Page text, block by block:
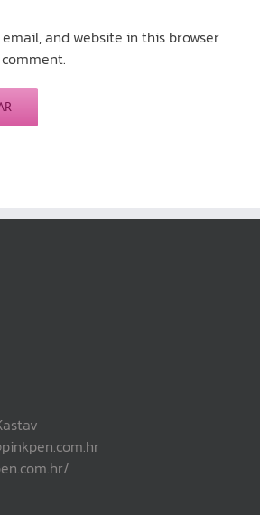
and website in this browser